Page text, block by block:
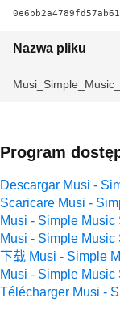
Nazwa pliku
Program
Descargar Musi -
Scaricare Musi -
Musi - Simple
Musi - Simple
下载 Musi - Simple
Musi - Simple
Télécharger Musi -